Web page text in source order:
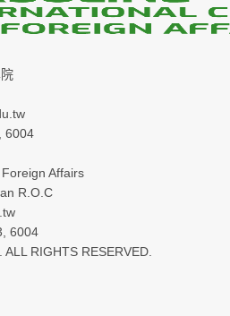
6004
Affairs
R.O.C
6004
RIGHTS RESERVED.